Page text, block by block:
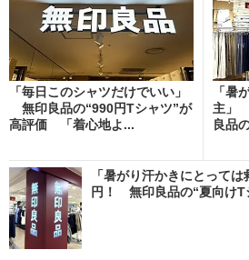
「毎日このシャツだけでいい」
無印良品の“990円Tシャツ”が
高評価 「着心地よ...
「暑
主」
良品
「暑がり汗かきにとって
円！ 無印良品の“夏向けT